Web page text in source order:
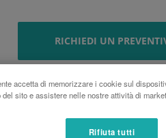
RICHIEDI UN
SCARICA LA BROCHURE
accetta di memorizzare i cookie sul
sito e assistere nelle nostre attività di
Rifiuta tutti